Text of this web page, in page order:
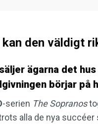
kan den väldigt
ägarna det
börjar på
-serien The Sopranos
alla de nya